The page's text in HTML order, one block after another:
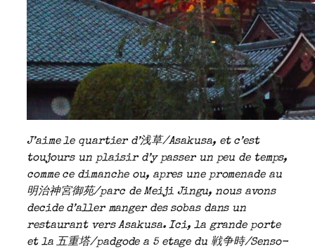
J’aime le quartier d’浅草/Asakusa, et c’est
toujours un plaisir d’y passer un peu de temps,
comme ce dimanche ou, apres une promenade au
明治神宮御苑/parc de Meiji Jingu, nous avons
decide d’aller manger des sobas dans un
restaurant vers Asakusa. Ici, la grande porte
et la 五重塔/padgode a 5 etage du 戦争時/Senso-